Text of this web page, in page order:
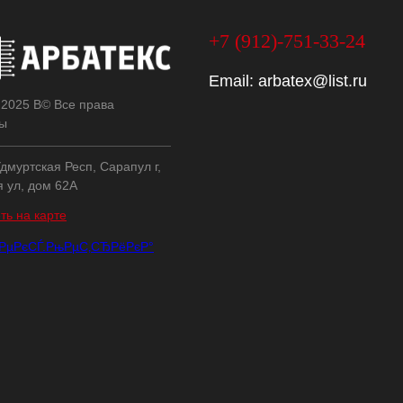
В© Все права
Респ, Сарапул г,
ул, дом 62А
на карте
+7 (912)-751-33-24
Email: arbatex@list.ru